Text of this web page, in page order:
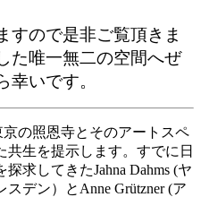
すので是非ご覧頂きま
た唯一無二の空間へぜ
幸いです。
の照恩寺とそのアートスペ
生を提示します。すでに日
求してきたJahna Dahms (ヤ
デン）とAnne Grützner (ア